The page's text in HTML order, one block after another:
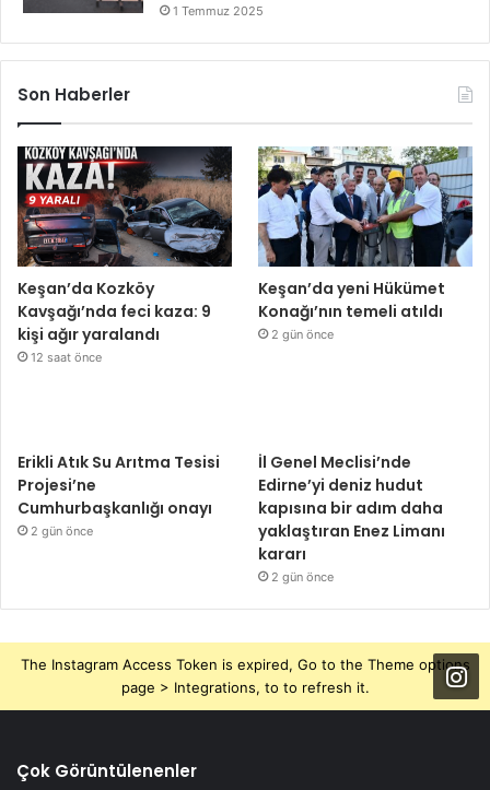
1 Temmuz 2025
Son Haberler
Keşan’da Kozköy
Kavşağı’nda feci kaza: 9
kişi ağır yaralandı
12 saat önce
Keşan’da yeni Hükümet
Konağı’nın temeli atıldı
2 gün önce
Erikli Atık Su Arıtma Tesisi
Projesi’ne
Cumhurbaşkanlığı onayı
2 gün önce
İl Genel Meclisi’nde
Edirne’yi deniz hudut
kapısına bir adım daha
yaklaştıran Enez Limanı
kararı
2 gün önce
The Instagram Access Token is expired, Go to the Theme options
page > Integrations, to to refresh it.
Çok Görüntülenenler